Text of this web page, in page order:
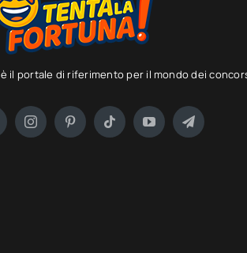
è il portale di riferimento per il mondo dei